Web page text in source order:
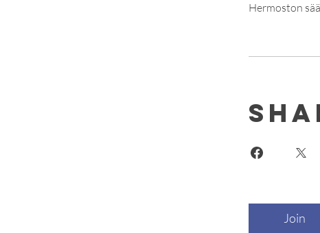
Hermoston
Join